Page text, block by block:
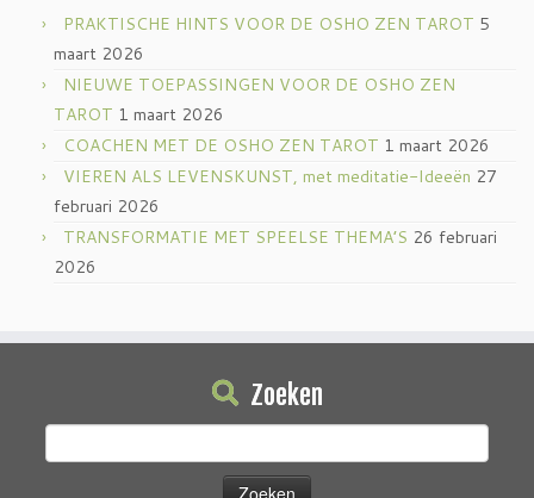
PRAKTISCHE HINTS VOOR DE OSHO ZEN TAROT 5
maart 2026
NIEUWE TOEPASSINGEN VOOR DE OSHO ZEN
TAROT 1 maart 2026
COACHEN MET DE OSHO ZEN TAROT 1 maart 2026
VIEREN ALS LEVENSKUNST, met meditatie-Ideeën 27
februari 2026
TRANSFORMATIE MET SPEELSE THEMA’S 26 februari
2026
Zoeken